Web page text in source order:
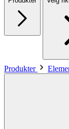
Produkter